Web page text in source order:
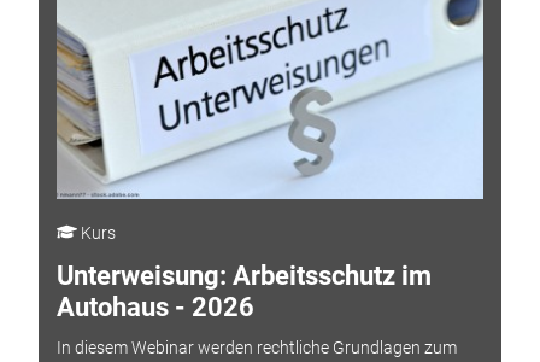
Kurs
Unterweisung: Arbeitsschutz im
Autohaus - 2026
In diesem Webinar werden rechtliche Grundlagen zum